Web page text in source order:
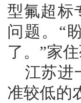
型氟超标
问题。“
了。”家
江苏进
准较低的